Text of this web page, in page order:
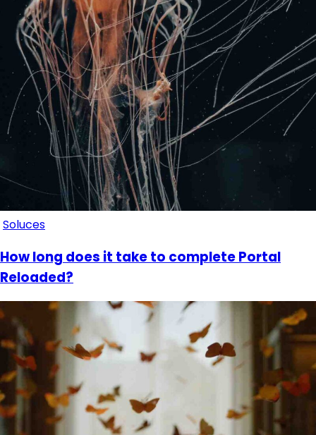
Soluces
How long does it take to complete Portal
Reloaded?